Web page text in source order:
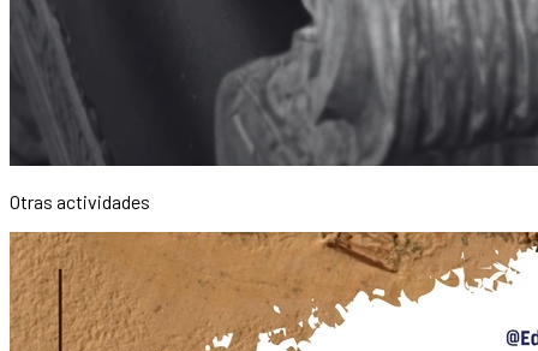
Otras actividades